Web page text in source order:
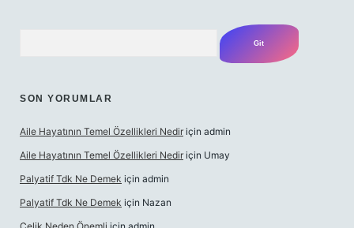
SON YORUMLAR
Aile Hayatının Temel Özellikleri Nedir için admin
Aile Hayatının Temel Özellikleri Nedir için Umay
Palyatif Tdk Ne Demek için admin
Palyatif Tdk Ne Demek için Nazan